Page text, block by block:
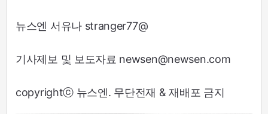
뉴스엔 서유나 stranger77@
기사제보 및 보도자료 newsen@newsen.com
copyrightⓒ 뉴스엔. 무단전재 & 재배포 금지